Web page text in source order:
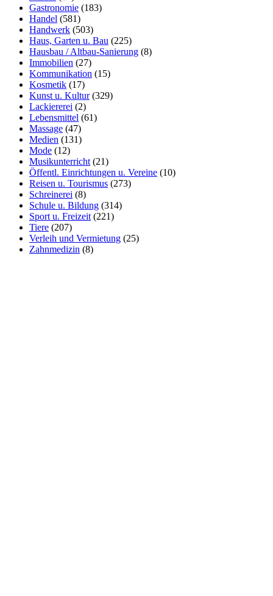
Gastronomie (183)
Handel (581)
Handwerk (503)
Haus, Garten u. Bau (225)
Hausbau / Altbau-Sanierung (8)
Immobilien (27)
Kommunikation (15)
Kosmetik (17)
Kunst u. Kultur(329)
Lackiererei (2)
Lebensmittel (61)
Massage (47)
Medien (131)
Mode (12)
Musikunterricht (21)
Öffentl. Einrichtungen u. Vereine (10)
Reisen u. Tourismus (273)
Schreinerei (8)
Schule u. Bildung (314)
Sport u. Freizeit (221)
Tiere (207)
Verleih und Vermietung (25)
Zahnmedizin (8)